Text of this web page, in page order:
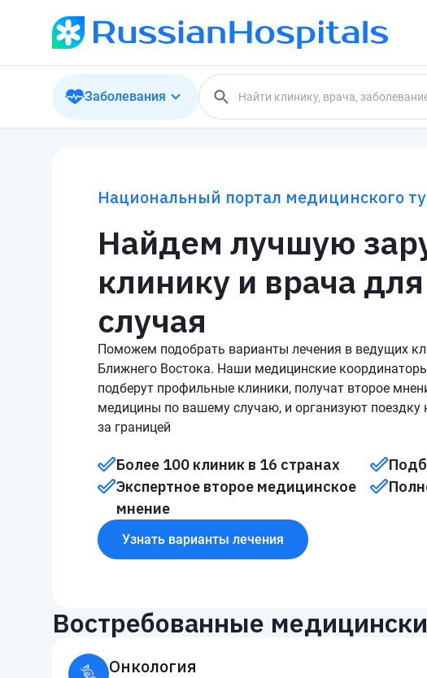
Заболевания
Национальный портал медицинского
Найдем лучшую
клинику и врача
случая
Поможем подобрать варианты лечения в ведущих
Ближнего Востока. Наши медицинские
подберут профильные клиники, получат второе
медицины по вашему случаю, и организуют поездку
за границей
Более 100 клиник в 16 странах
Экспертное второе медицинское
мнение
Узнать варианты лечения
Востребованные
Онкология